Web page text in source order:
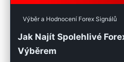
Výběr a Hodnocení Forex Signálů
Jak Najít Spolehlivé
Výběrem